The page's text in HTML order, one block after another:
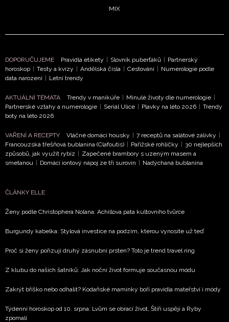
vyhodnocení akce a zasílání novinek.
informace od našich partnerů? Pokud souhlasíte se
soukromí BurdaMedia Extra s.r.o., zaškrtněte toto pole.
MIX
DOPORUČUJEME Pravidla etikety | Slovník puberťáků | Partnerský
horoskop | Testy a kvízy | Andělská čísla | Cestování | Numerologie podle
data narození | Letní trendy
AKTUÁLNÍ TÉMATA Trendy v manikúře | Minulé životy dle numerologie |
Partnerské vztahy a numerologie | Seriál Ulice | Plavky na léto 2026 | Trendy
boty na léto 2026
VAŘENÍ A RECEPTY Vláčné domácí housky | 7 receptů na salátové zálivky |
Francouzská třešňová bublanina (Clafoutis) | Pařížské rohlíčky | 30 nejlepších
způsobů, jak využít rybíz | Zapečené brambory s uzeným masem a
smetanou | Domácí iontový nápoj ze tří surovin | Nadýchaná bublanina
ČLÁNKY ELLE
Ženy podle Christophera Nolana: Achillova pata kultovního tvůrce
Burgundy kabelka: Stylová investice na podzim, kterou vynosíte už teď
Proč si ženy pořizují druhý zásnubní prsten? Toto je trend travel ring
Z klubu do našich šatníků: Jak noční život formuje současnou módu
Zakrýt bříško nebo odhalit? Kodaňské maminky boří pravidla mateřství i módy
Týdenní horoskop od 10. srpna: Lvům se obrací život, Štíři uspějí a Ryby
zpomalí